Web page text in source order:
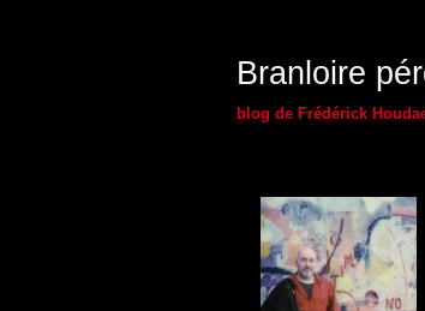
Branloire
blog de Frédérick